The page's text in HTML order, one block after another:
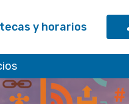
y horarios